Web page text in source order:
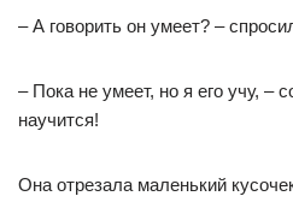
– А говорить он умеет? –
– Пока не умеет, но я его учу, –
научится!
Она отрезала маленький